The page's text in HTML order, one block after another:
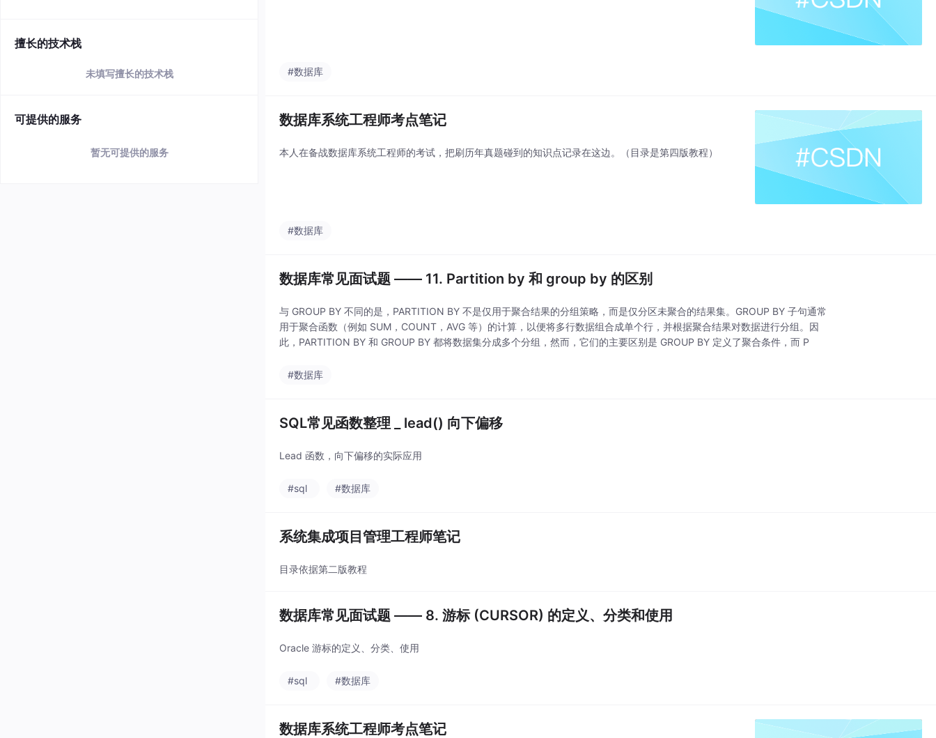
擅长的技术栈
未填写擅长的技术栈
可提供的服务
暂无可提供的服务
#数据库
数据库系统工程师考点笔记
本人在备战数据库系统工程师的考试，把刷历年真题碰到的知识点记录在这边。（目录是第四版教程）
#数据库
数据库常见面试题 —— 11. Partition by 和 group by 的区别
与 GROUP BY 不同的是，PARTITION BY 不是仅用于聚合结果的分组策略，而是仅分区未聚合的结果集。GROUP BY 子句通常
用于聚合函数（例如 SUM，COUNT，AVG 等）的计算，以便将多行数据组合成单个行，并根据聚合结果对数据进行分组。因
此，PARTITION BY 和 GROUP BY 都将数据集分成多个分组，然而，它们的主要区别是 GROUP BY 定义了聚合条件，而 P
#数据库
SQL常见函数整理 _ lead() 向下偏移
Lead 函数，向下偏移的实际应用
#sql #数据库
系统集成项目管理工程师笔记
目录依据第二版教程
数据库常见面试题 —— 8. 游标 (CURSOR) 的定义、分类和使用
Oracle 游标的定义、分类、使用
#sql #数据库
数据库系统工程师考点笔记